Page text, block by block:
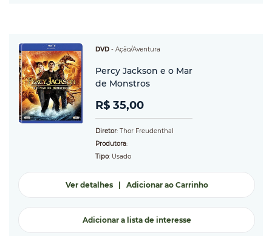
DVD - Ação/Aventura
Percy Jackson e o Mar
de Monstros
R$ 35,00
Diretor: Thor Freudenthal
Produtora:
Tipo: Usado
Ver detalhes| Adicionar ao Carrinho
Adicionar a lista de interesse